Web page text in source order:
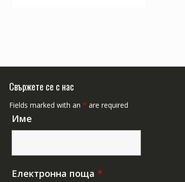
Свържете се с нас
Fields marked with an * are required
Име
Електронна поща *